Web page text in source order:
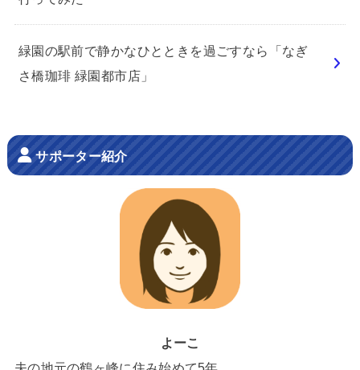
緑園の駅前で静かなひとときを過ごすなら「なぎ
さ橋珈琲 緑園都市店」
サポーター紹介
よーこ